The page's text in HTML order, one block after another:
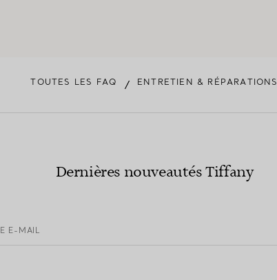
TOUTES LES FAQ / ENTRETIEN & RÉPARATIONS
Dernières nouveautés Tiffany
E-MAIL